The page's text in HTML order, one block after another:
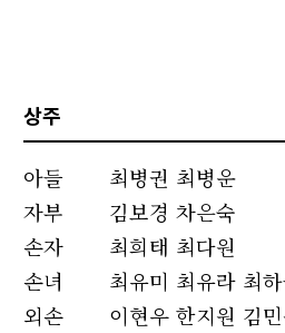
상주
아들
최병권 최병운
자부
김보경 차은숙
손자
최희태 최다원
손녀
최유미 최유라 최
외손
이현우 한지원 김